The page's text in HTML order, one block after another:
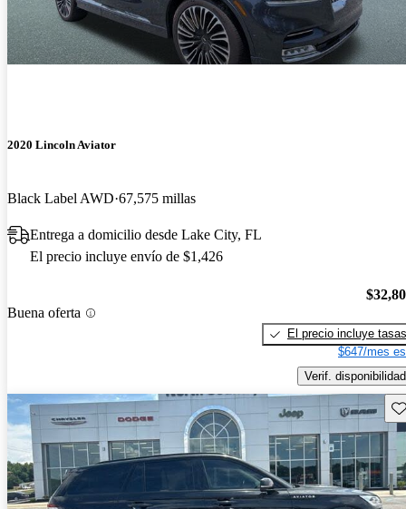
2020 Lincoln Aviator
Black Label AWD 67,575 millas
Entrega a domicilio desde Lake City, FL
El precio incluye envío de $1,426
Buena oferta
El precio incluye tasas
$647/mes
Verif. disponibilidad